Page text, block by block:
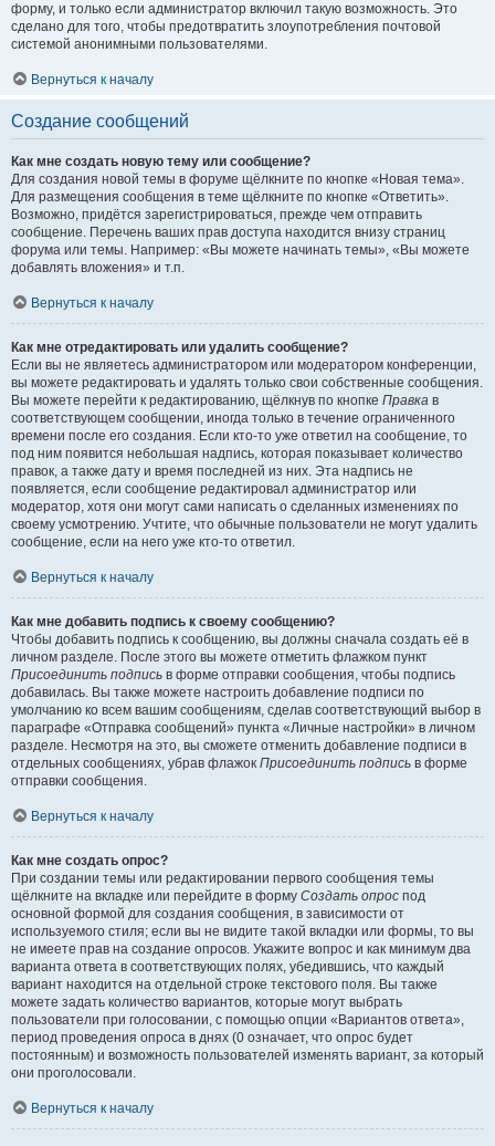
форму, и только если администратор включил такую возможность. Это
сделано для того, чтобы предотвратить злоупотребления почтовой
системой анонимными пользователями.
Вернуться к началу
Создание сообщений
Как мне создать новую тему или сообщение?
Для создания новой темы в форуме щёлкните по кнопке «Новая тема».
Для размещения сообщения в теме щёлкните по кнопке «Ответить».
Возможно, придётся зарегистрироваться, прежде чем отправить
сообщение. Перечень ваших прав доступа находится внизу страниц
форума или темы. Например: «Вы можете начинать темы», «Вы можете
добавлять вложения» и т.п.
Вернуться к началу
Как мне отредактировать или удалить сообщение?
Если вы не являетесь администратором или модератором конференции,
вы можете редактировать и удалять только свои собственные сообщения.
Вы можете перейти к редактированию, щёлкнув по кнопке Правка в
соответствующем сообщении, иногда только в течение ограниченного
времени после его создания. Если кто-то уже ответил на сообщение, то
под ним появится небольшая надпись, которая показывает количество
правок, а также дату и время последней из них. Эта надпись не
появляется, если сообщение редактировал администратор или
модератор, хотя они могут сами написать о сделанных изменениях по
своему усмотрению. Учтите, что обычные пользователи не могут удалить
сообщение, если на него уже кто-то ответил.
Вернуться к началу
Как мне добавить подпись к своему сообщению?
Чтобы добавить подпись к сообщению, вы должны сначала создать её в
личном разделе. После этого вы можете отметить флажком пункт
Присоединить подпись в форме отправки сообщения, чтобы подпись
добавилась. Вы также можете настроить добавление подписи по
умолчанию ко всем вашим сообщениям, сделав соответствующий выбор в
параграфе «Отправка сообщений» пункта «Личные настройки» в личном
разделе. Несмотря на это, вы сможете отменить добавление подписи в
отдельных сообщениях, убрав флажок Присоединить подпись в форме
отправки сообщения.
Вернуться к началу
Как мне создать опрос?
При создании темы или редактировании первого сообщения темы
щёлкните на вкладке или перейдите в форму Создать опрос под
основной формой для создания сообщения, в зависимости от
используемого стиля; если вы не видите такой вкладки или формы, то вы
не имеете прав на создание опросов. Укажите вопрос и как минимум два
варианта ответа в соответствующих полях, убедившись, что каждый
вариант находится на отдельной строке текстового поля. Вы также
можете задать количество вариантов, которые могут выбрать
пользователи при голосовании, с помощью опции «Вариантов ответа»,
период проведения опроса в днях (0 означает, что опрос будет
постоянным) и возможность пользователей изменять вариант, за который
они проголосовали.
Вернуться к началу